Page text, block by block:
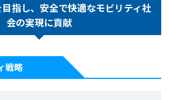
指し、安全で快適なモビリティ社
会の実現に貢献
戦略